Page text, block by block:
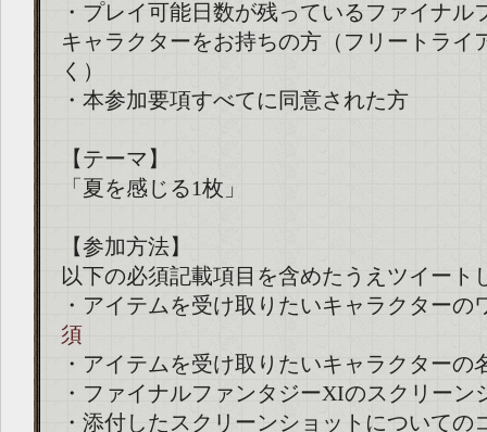
・プレイ可能日数が残っているファイナル
キャラクターをお持ちの方（フリートライ
く）
・本参加要項すべてに同意された方
【テーマ】
「夏を感じる1枚」
【参加方法】
以下の必須記載項目を含めたうえツイート
・アイテムを受け取りたいキャラクターの
須
・アイテムを受け取りたいキャラクターの
・ファイナルファンタジーXIのスクリーン
・添付したスクリーンショットについての